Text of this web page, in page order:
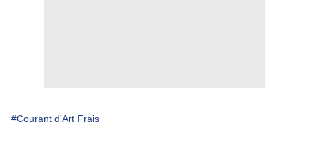
#Courant d'Art Frais